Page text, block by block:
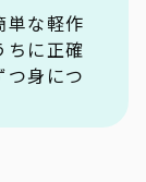
単な軽作
ちに正確
つ身につ